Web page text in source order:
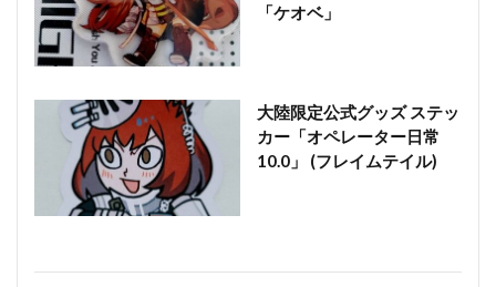
「ケオベ」
大陸限定公式グッズ ステッ
カー「オペレーター日常
10.0」 (フレイムテイル)